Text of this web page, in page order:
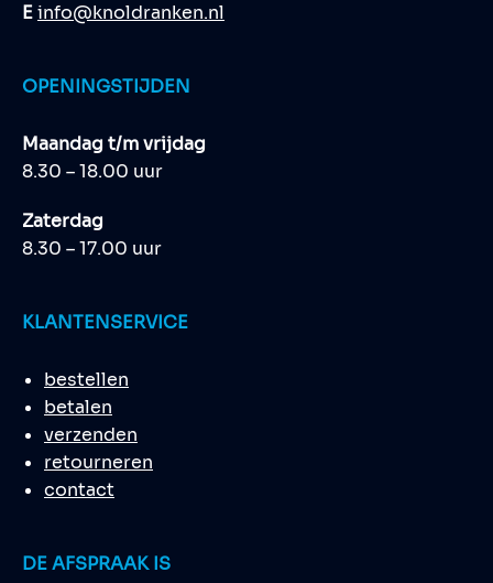
Einfo@knoldranken.nl
OPENINGSTIJDEN
Maandag t/m vrijdag
8.30 – 18.00 uur
Zaterdag
8.30 – 17.00 uur
KLANTENSERVICE
bestellen
betalen
verzenden
retourneren
contact
DE AFSPRAAK IS